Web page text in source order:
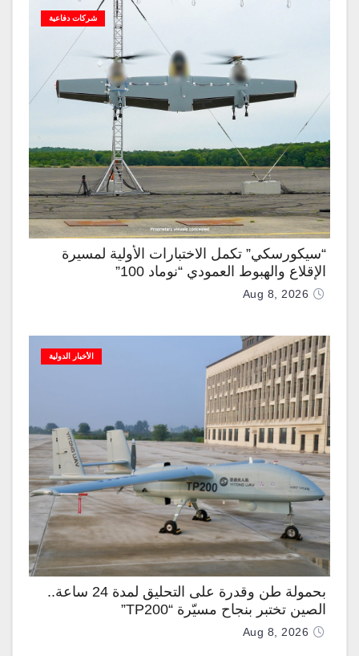
شركات دفاعية
“سيكورسكي” تكمل الاختبارات الأولية لمسيرة
الإقلاع والهبوط العمودي “نوماد 100”
Aug 8, 2026
الأخبار الدولية
بحمولة طن وقدرة على التحليق لمدة 24 ساعة..
الصين تختبر بنجاح مسيّرة “TP200”
Aug 8, 2026